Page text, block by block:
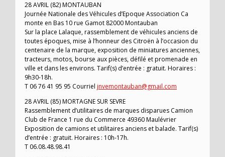
28 AVRIL (82) MONTAUBAN
Journée Nationale des Véhicules d’Epoque Association Ca
monte en Bas 10 rue Gamot 82000 Montauban
Sur la place Lalaque, rassemblement de véhicules anciens de
toutes époques, mise à l’honneur des Citroën à l’occasion du
centenaire de la marque, exposition de miniatures anciennes,
tracteurs, motos, bourse aux pièces, défilé et promenade en
ville et dans les environs. Tarif(s) d’entrée : gratuit. Horaires :
9h30-18h.
T 06 76 41 95 95 Courriel jnvemontauban@gmail.com
28 AVRIL (85) MORTAGNE SUR SEVRE
Rassemblement d’utilitaires de marques disparues Camion
Club de France 1 rue du Commerce 49360 Maulévrier
Exposition de camions et utilitaires anciens et balade. Tarif(s)
d’entrée : gratuit. Horaires : 10h-17h.
T 06.08.48.98.41